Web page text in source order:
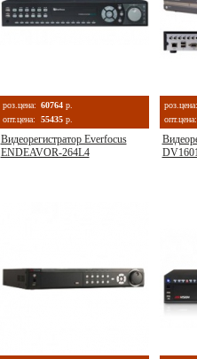
роз.цена: 60764 р.
опт.цена:
55435 р.
Видеорегистратор Everfocus
ENDEAVOR-264L4
роз.цена:
опт.цена: